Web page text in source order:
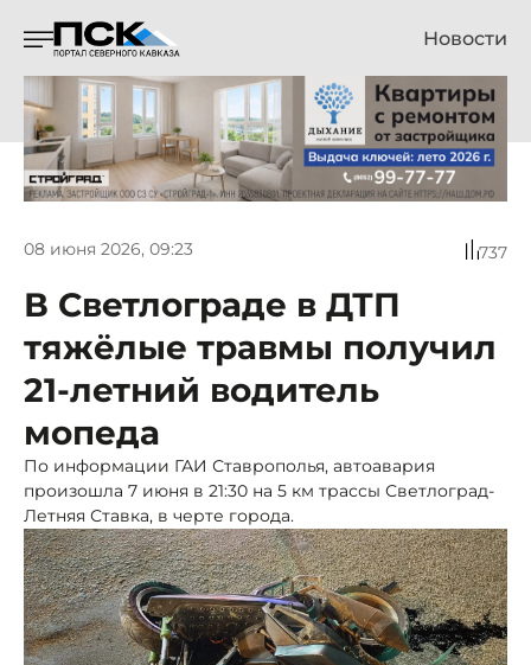
Новости
08 июня 2026, 09:23 737
В Светлограде в ДТП
тяжёлые травмы получил
21-летний водитель
мопеда
По информации ГАИ Ставрополья, автоавария
произошла 7 июня в 21:30 на 5 км трассы Светлоград-
Летняя Ставка, в черте города.